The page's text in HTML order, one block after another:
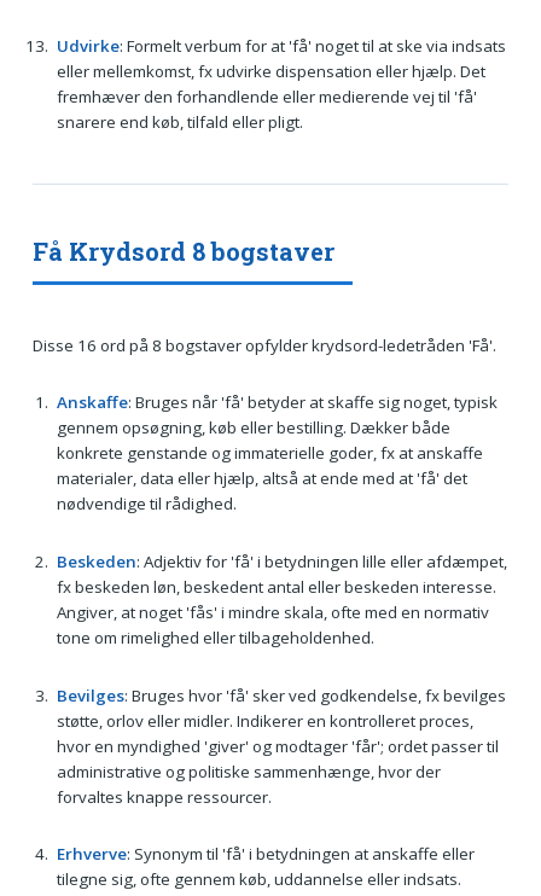
Udvirke: Formelt verbum for at 'få' noget til at ske via indsats
eller mellemkomst, fx udvirke dispensation eller hjælp. Det
fremhæver den forhandlende eller medierende vej til 'få'
snarere end køb, tilfald eller pligt.
Få Krydsord 8 bogstaver
Disse 16 ord på 8 bogstaver opfylder krydsord-ledetråden 'Få'.
Anskaffe: Bruges når 'få' betyder at skaffe sig noget, typisk
gennem opsøgning, køb eller bestilling. Dækker både
konkrete genstande og immaterielle goder, fx at anskaffe
materialer, data eller hjælp, altså at ende med at 'få' det
nødvendige til rådighed.
Beskeden: Adjektiv for 'få' i betydningen lille eller afdæmpet,
fx beskeden løn, beskedent antal eller beskeden interesse.
Angiver, at noget 'fås' i mindre skala, ofte med en normativ
tone om rimelighed eller tilbageholdenhed.
Bevilges: Bruges hvor 'få' sker ved godkendelse, fx bevilges
støtte, orlov eller midler. Indikerer en kontrolleret proces,
hvor en myndighed 'giver' og modtager 'får'; ordet passer til
administrative og politiske sammenhænge, hvor der
forvaltes knappe ressourcer.
Erhverve: Synonym til 'få' i betydningen at anskaffe eller
tilegne sig, ofte gennem køb, uddannelse eller indsats.